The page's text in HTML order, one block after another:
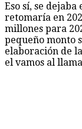
Eso sí, se
retomaría en
millones para
pequeño monto
elaboración de
el vamos al